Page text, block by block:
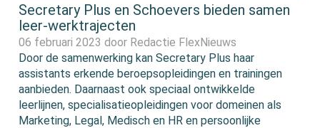
Secretary Plus en Schoevers bieden samen
leer-werktrajecten
06 februari 2023 door Redactie FlexNieuws
Door de samenwerking kan Secretary Plus haar
assistants erkende beroepsopleidingen en trainingen
aanbieden. Daarnaast ook speciaal ontwikkelde
leerlijnen, specialisatieopleidingen voor domeinen als
Marketing, Legal, Medisch en HR en persoonlijke